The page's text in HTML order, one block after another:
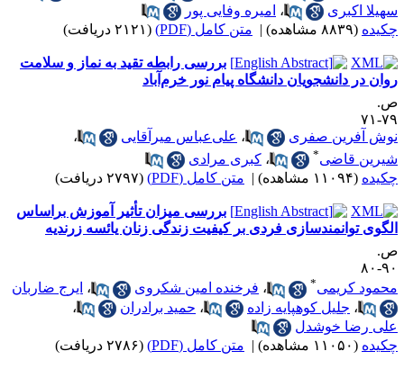
اکبری
،امیره وفایی پور
(۸۸۳۹ مشاهده) | متن کامل (PDF) (۲۱۲۱ دریافت)
بررسی رابطه تقید به نماز و سلامت
در دانشجویان دانشگاه پیام نور خرم‌آباد
۷۱
آفرین صفری
،علی‌عباس میرآقایی
،
قاضی
،کبری مرادی
(۱۱۰۹۴ مشاهده) | متن کامل (PDF) (۲۷۹۷ دریافت)
بررسی میزان تأثیر آموزش براساس
توانمندسازی فردی بر کیفیت زندگی زنان یائسه زرندیه
۸۰
کریمی
،فرخنده امین شکروی ،ایرج ضاربان
،جلیل کوهپایه زاده ،حمید برادران
،
رضا خوشدل
(۱۱۰۵۰ مشاهده) | متن کامل (PDF) (۲۷۸۶ دریافت)